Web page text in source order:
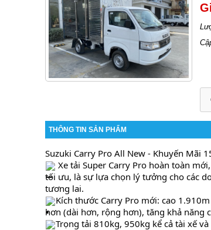
THÔNG TIN SẢN PHẨM
Suzuki Carry Pro All New - Khuyến Mãi
Xe tải Super Carry Pro hoàn toàn
tối ưu, là sự lựa chọn lý tưởng cho các
tương lai.
Kích thước Carry Pro mới: cao
hơn (dài hơn, rộng hơn), tăng khả năng
Trọng tải 810kg, 950kg kể cả tài xế và